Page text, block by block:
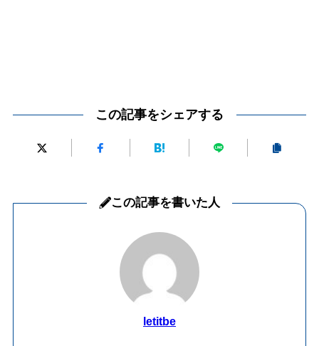
この記事をシェアする
この記事を書いた人
letitbe